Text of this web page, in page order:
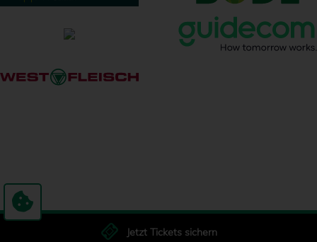
Jetzt Tickets sichern